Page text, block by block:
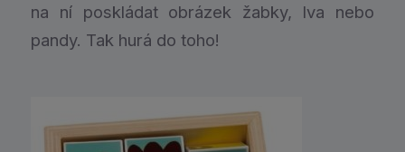
na ní poskládat obrázek žabky, lva nebo
pandy. Tak hurá do toho!